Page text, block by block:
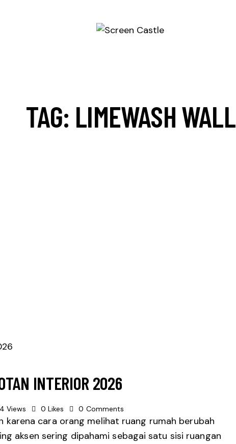
TAG: LIMEWASH WALL
INTERIOR 2026
Views 0 Likes 0 Comments
cara orang melihat ruang rumah berubah
aksen sering dipahami sebagai satu sisi ruangan